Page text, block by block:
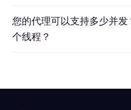
您的代理可以支持多少并
个线程？